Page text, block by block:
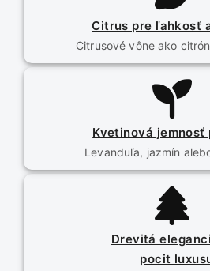
Citrus pre ľahkosť
Citrusové vône ako
Kvetinová jemnosť
Levanduľa, jazmín
Drevitá
pocit